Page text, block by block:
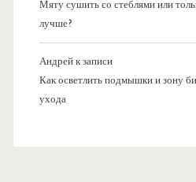
Мяту сушить со стеблями или
лучше?
Андрейк записи
Как осветлить подмышки и зону
ухода